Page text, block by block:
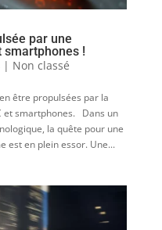
par une
smartphones !
| Non classé
être propulsées par la
et smartphones. Dans un
la quête pour une
est en plein essor. Une...